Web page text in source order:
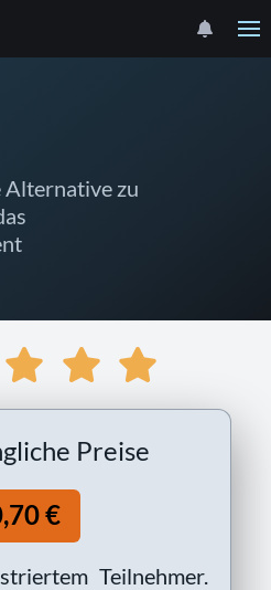
Alternative zu
Preise
€
Teilnehmer.